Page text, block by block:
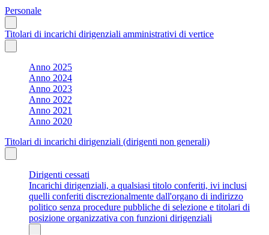
Personale
Titolari di incarichi dirigenziali amministrativi di vertice
Anno 2025
Anno 2024
Anno 2023
Anno 2022
Anno 2021
Anno 2020
Titolari di incarichi dirigenziali (dirigenti non generali)
Dirigenti cessati
Incarichi dirigenziali, a qualsiasi titolo conferiti, ivi inclusi
quelli conferiti discrezionalmente dall'organo di indirizzo
politico senza procedure pubbliche di selezione e titolari di
posizione organizzativa con funzioni dirigenziali